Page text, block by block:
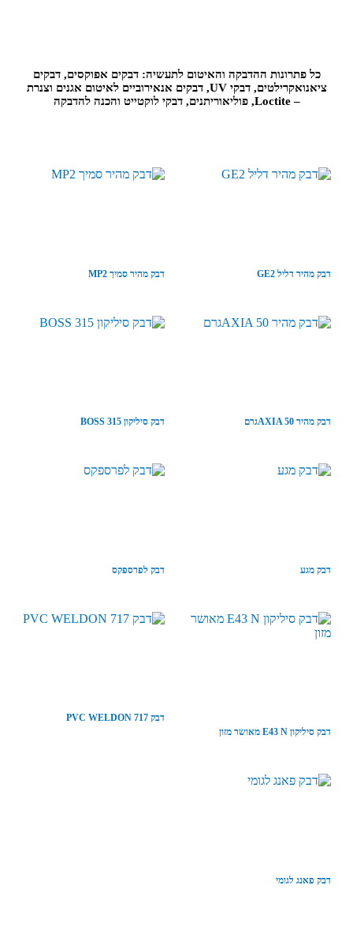
כל פתרונות ההדבקה והאיטום לתעשיה: דבקים אפוקסים, דבקים
ציאנואקרילטים, דבקי UV, דבקים אנאירוביים לאיטום אגנים וצנרת
– Loctite, פוליאוריתנים, דבקי לוקטייט והכנה להדבקה
דבק מהיר דליל GE2 דבק מהיר סמיך MP2
דבק מהיר AXIA 50גרם דבק סיליקון 315 BOSS
דבק מגע דבק לפרספקס
דבק סיליקון E43 N מאושר מזון
דבק PVC WELDON 717
דבק פאנג לגומי